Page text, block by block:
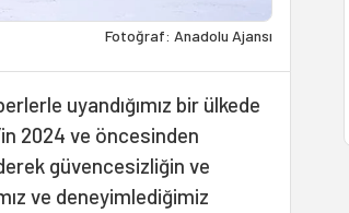
Fotoğraf: Anadolu Ajansı
uyandığımız bir ülkede
2024 ve öncesinden
güvencesizliğin ve
ve deneyimlediğimiz